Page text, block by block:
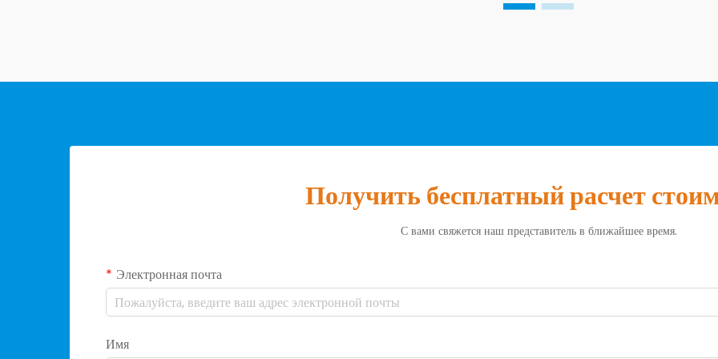
Получить бесплатный расчет
С вами свяжется наш представитель в ближайшее время.
Электронная почта
Имя